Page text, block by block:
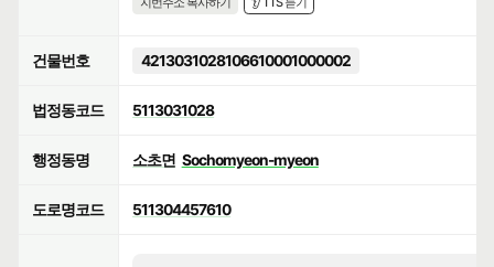
건물번호 4213031028106610001000002
법정동코드 5113031028
행정동명 소초면 Sochomyeon-myeon
도로명코드 511304457610